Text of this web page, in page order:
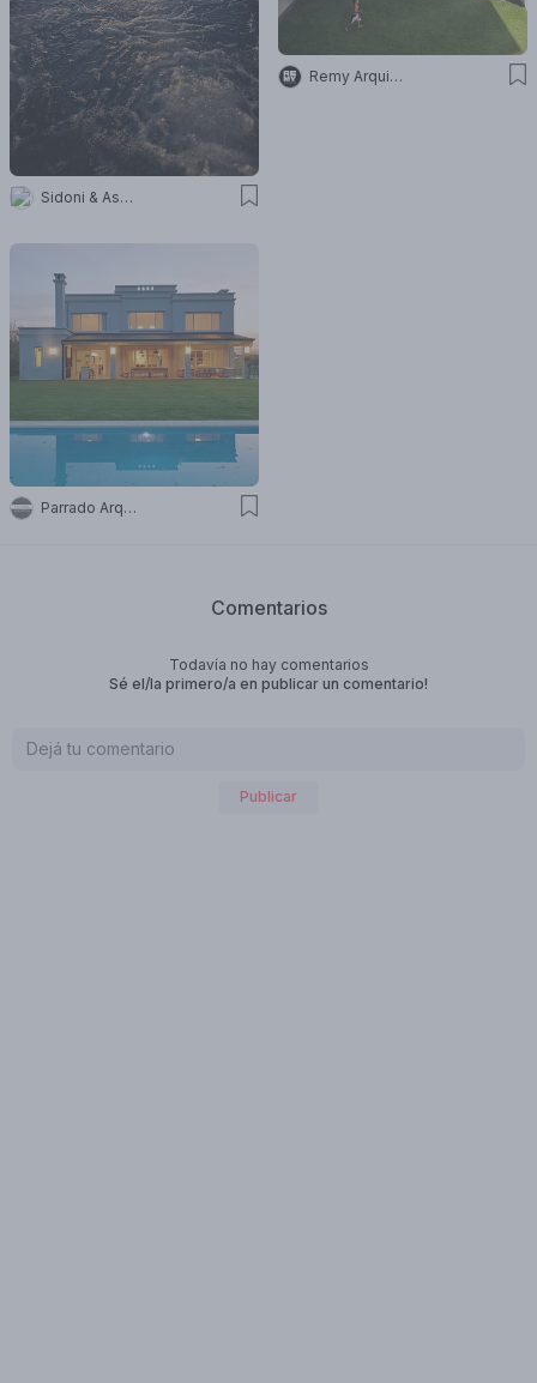
Sidoni & Asociados
Remy Arquitectos
Parrado Arquitectura
Comentarios
Todavía no hay comentarios
Sé el/la primero/a en publicar un comentario!
Publicar